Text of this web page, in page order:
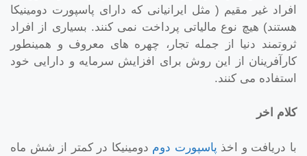
افراد غیر مقیم ( مثل ایرانیانی که دارای پاسپورت دومینیکا
هستند) هیچ نوع مالیاتی پرداخت نمی کنند. بسیاری از افراد
ثروتمند دنیا از جمله تجار، چهره های معروف و همینطور
کارآفرینان از این روش برای افزایش سرمایه و دارایی خود
استفاده می کنند.
کلام اخر
با دریافت و اخذ پاسپورت دوم دومینیکا در کمتر از شش ماه